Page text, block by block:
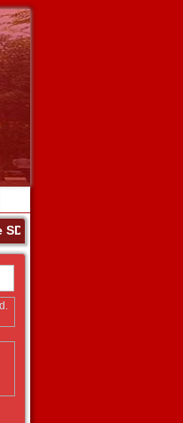
3 Banda Aceh. Terima